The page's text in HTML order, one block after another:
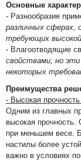
Основные
- Разнообразие
различных сферах,
требующих
- Влагоотводящие
свойствами, но
некоторых
Преимущества
- Высокая
Одним из главных
высокая
при меньшем весе.
настилы более
важно в условиях